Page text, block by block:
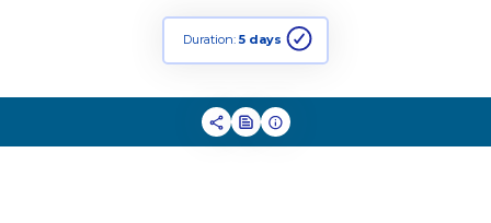
Duration: 5 days